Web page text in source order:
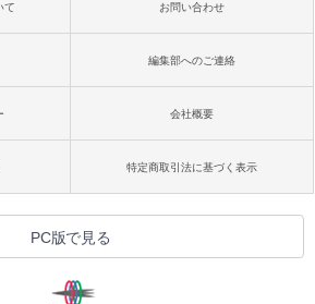
て お問い合わせ
編集部へのご連絡
会社概要
特定商取引法に基づく表示
PC版で見る